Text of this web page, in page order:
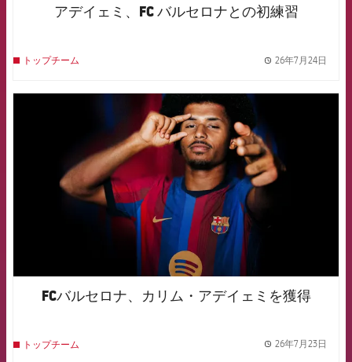
アデイェミ、FC バルセロナとの初練習
トップチーム 26年7月24日
FCB Barcelona badge
FCバルセロナ、カリム・アデイェミを獲得
トップチーム 26年7月23日